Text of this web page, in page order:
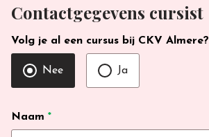
Contactgegevens cursist
Volg je al een cursus bij CKV Almere?
Nee Ja
Naam *